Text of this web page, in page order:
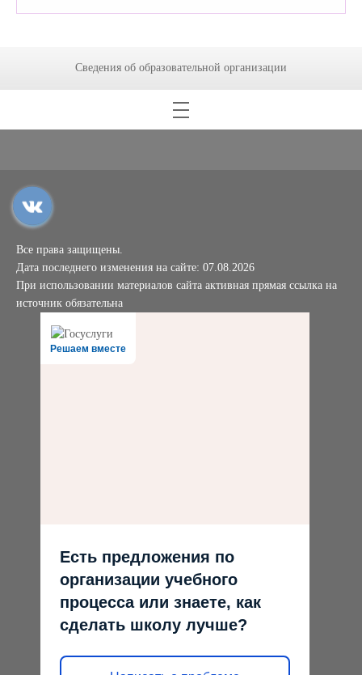
Сведения об образовательной организации
Все права защищены.
Дата последнего изменения на сайте: 07.08.2026
При использовании материалов сайта активная прямая ссылка на
источник обязательна
Решаем вместе
Есть предложения по
организации учебного
процесса или знаете, как
сделать школу лучше?